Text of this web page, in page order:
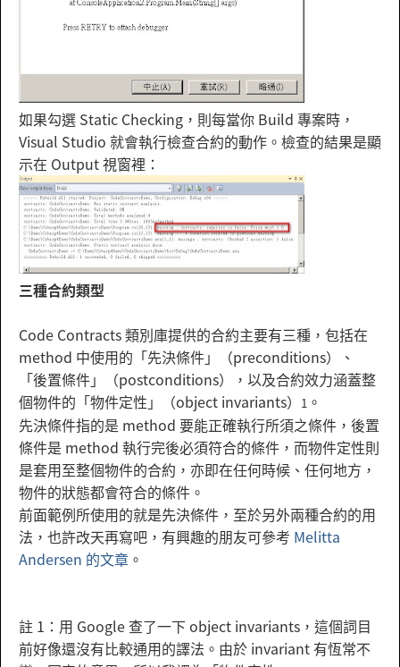
如果勾選 Static Checking，則每當你 Build 專案時，
Visual Studio 就會執行檢查合約的動作。檢查的結果是顯
示在 Output 視窗裡：
三種合約類型
Code Contracts 類別庫提供的合約主要有三種，包括在
method 中使用的「先決條件」（preconditions）、
「後置條件」（postconditions），以及合約效力涵蓋整
個物件的「物件定性」（object invariants）
1 。
先決條件指的是 method 要能正確執行所須之條件，後置
條件是 method 執行完後必須符合的條件，而物件定性則
是套用至整個物件的合約，亦即在任何時候、任何地方，
物件的狀態都會符合的條件。
前面範例所使用的就是先決條件，至於另外兩種合約的用
法，也許改天再寫吧，有興趣的朋友可參考 Melitta
Andersen 的文章 。
註 1：用 Google 查了一下 object invariants，這個詞目
前好像還沒有比較通用的譯法。由於 invariant 有恆常不